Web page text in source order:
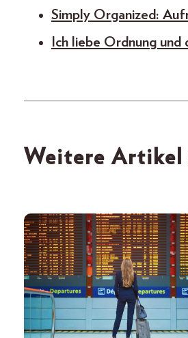
Simply Organized:
Ich liebe Ordnung und
Weitere Artikel